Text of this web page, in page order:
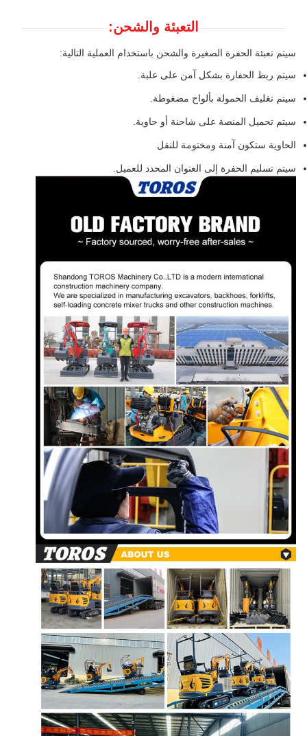
التعبئة والشحن:
سيتم تعبئة الحفرة الصغيرة والشحن باستخدام العملية التالية:
سيتم ربط الحفارة بشكل آمن على علبة.
سيتم تغليف الحمولة بألواح مضغوطة.
سيتم تحميل المنصة على شاحنة أو حاوية.
الحاوية ستكون آمنة ومختومة للنقل
سيتم تسليم الحفرة إلى العنوان المحدد للعميل.